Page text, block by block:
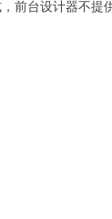
前台设计器不提